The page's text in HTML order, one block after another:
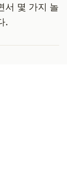
서 몇 가지 놀
.